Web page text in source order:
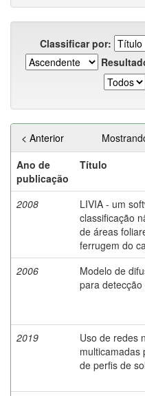
Classificar por:
< Anterior
Ano de
publicação
Título
2008
LIVIA - um
classificação
de áreas
ferrugem do
2006
Modelo de
para
2019
Uso de redes
multicamadas
de perfis de